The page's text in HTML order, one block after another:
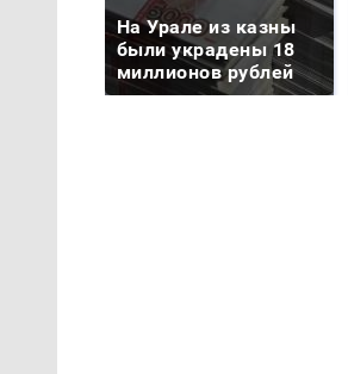
На Урале из казны
были украдены 18
миллионов рублей